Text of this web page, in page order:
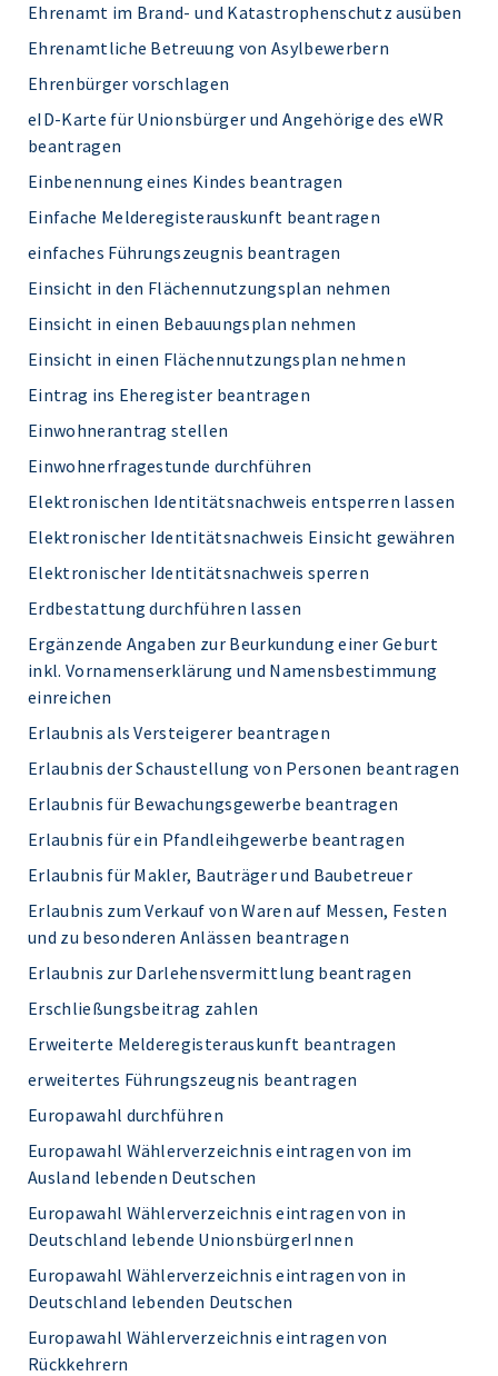
Ehrenamt im Brand- und Katastrophenschutz ausüben
Ehrenamtliche Betreuung von Asylbewerbern
Ehrenbürger vorschlagen
eID-Karte für Unionsbürger und Angehörige des eWR
beantragen
Einbenennung eines Kindes beantragen
Einfache Melderegisterauskunft beantragen
einfaches Führungszeugnis beantragen
Einsicht in den Flächennutzungsplan nehmen
Einsicht in einen Bebauungsplan nehmen
Einsicht in einen Flächennutzungsplan nehmen
Eintrag ins Eheregister beantragen
Einwohnerantrag stellen
Einwohnerfragestunde durchführen
Elektronischen Identitätsnachweis entsperren lassen
Elektronischer Identitätsnachweis Einsicht gewähren
Elektronischer Identitätsnachweis sperren
Erdbestattung durchführen lassen
Ergänzende Angaben zur Beurkundung einer Geburt
inkl. Vornamenserklärung und Namensbestimmung
einreichen
Erlaubnis als Versteigerer beantragen
Erlaubnis der Schaustellung von Personen beantragen
Erlaubnis für Bewachungsgewerbe beantragen
Erlaubnis für ein Pfandleihgewerbe beantragen
Erlaubnis für Makler, Bauträger und Baubetreuer
Erlaubnis zum Verkauf von Waren auf Messen, Festen
und zu besonderen Anlässen beantragen
Erlaubnis zur Darlehensvermittlung beantragen
Erschließungsbeitrag zahlen
Erweiterte Melderegisterauskunft beantragen
erweitertes Führungszeugnis beantragen
Europawahl durchführen
Europawahl Wählerverzeichnis eintragen von im
Ausland lebenden Deutschen
Europawahl Wählerverzeichnis eintragen von in
Deutschland lebende UnionsbürgerInnen
Europawahl Wählerverzeichnis eintragen von in
Deutschland lebenden Deutschen
Europawahl Wählerverzeichnis eintragen von
Rückkehrern